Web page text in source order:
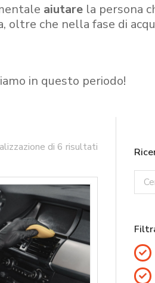
aiutare la persona
oltre che nella fase di
in questo periodo!
di 6 risultati